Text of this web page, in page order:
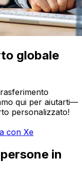
globale
qui per aiutarti—
personalizzato!
con Xe
in